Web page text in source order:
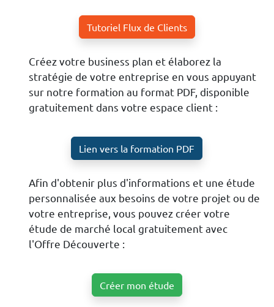
Tutoriel Flux de Clients
Créez votre business plan et élaborez la
stratégie de votre entreprise en vous appuyant
sur notre formation au format PDF, disponible
gratuitement dans votre espace client :
Lien vers la formation PDF
Afin d'obtenir plus d'informations et une étude
personnalisée aux besoins de votre projet ou de
votre entreprise, vous pouvez créer votre
étude de marché local gratuitement avec
l'Offre Découverte :
Créer mon étude